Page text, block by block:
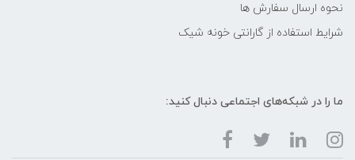
نحوه ارسال سفارش ها
شرایط استفاده از گارانتی خونه شیک
ما را در شبکه‌های اجتماعی دنبال کنید: